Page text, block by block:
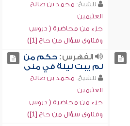
للشيخ: محمد بن صالح
العثيمين
جزء من محاضرة ( دروس
وفتاوى سؤال من حاج [1])
الفهرس:حكم من
لم يبت ليلة في منى
للشيخ: محمد بن صالح
العثيمين
جزء من محاضرة ( دروس
وفتاوى سؤال من حاج [1])